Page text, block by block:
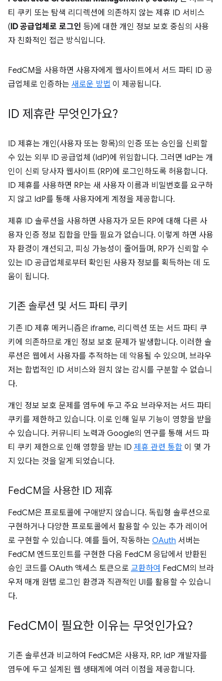
티 쿠키 또는 탐색 리디렉션에 의존하지 않는 제휴 ID 서비스
(ID 공급업체로 로그인 등)에 대한 개인 정보 보호 중심의 사용
자 친화적인 접근 방식입니다.
FedCM을 사용하면 사용자에게 웹사이트에서 서드 파티 ID 공
급업체로 인증하는 새로운 방법 이 제공됩니다.
ID 제휴란 무엇인가요?
ID 제휴는 개인(사용자 또는 항목)의 인증 또는 승인을 신뢰할
수 있는 외부 ID 공급업체 (IdP)에 위임합니다. 그러면 IdP는 개
인이 신뢰 당사자 웹사이트 (RP)에 로그인하도록 허용합니다.
ID 제휴를 사용하면 RP는 새 사용자 이름과 비밀번호를 요구하
지 않고 IdP를 통해 사용자에게 계정을 제공합니다.
제휴 ID 솔루션을 사용하면 사용자가 모든 RP에 대해 다른 사
용자 인증 정보 집합을 만들 필요가 없습니다. 이렇게 하면 사용
자 환경이 개선되고, 피싱 가능성이 줄어들며, RP가 신뢰할 수
있는 ID 공급업체로부터 확인된 사용자 정보를 획득하는 데 도
움이 됩니다.
기존 솔루션 및 서드 파티 쿠키
기존 ID 제휴 메커니즘은 iframe, 리디렉션 또는 서드 파티 쿠
키에 의존하므로 개인 정보 보호 문제가 발생합니다. 이러한 솔
루션은 웹에서 사용자를 추적하는 데 악용될 수 있으며, 브라우
저는 합법적인 ID 서비스와 원치 않는 감시를 구분할 수 없습니
다.
개인 정보 보호 문제를 염두에 두고 주요 브라우저는 서드 파티
쿠키를 제한하고 있습니다. 이로 인해 일부 기능이 영향을 받을
수 있습니다. 커뮤니티 노력과 Google의 연구를 통해 서드 파
티 쿠키 제한으로 인해 영향을 받는 ID 제휴 관련 통합 이 몇 가
지 있다는 것을 알게 되었습니다.
FedCM을 사용한 ID 제휴
FedCM은 프로토콜에 구애받지 않습니다. 독립형 솔루션으로
구현하거나 다양한 프로토콜에서 활용할 수 있는 추가 레이어
로 구현할 수 있습니다. 예를 들어, 작동하는 OAuth 서버는
FedCM 엔드포인트를 구현한 다음 FedCM 응답에서 반환된
승인 코드를 OAuth 액세스 토큰으로 교환하여 FedCM의 브라
우저 매개 원탭 로그인 환경과 직관적인 UI를 활용할 수 있습니
다.
FedCM이 필요한 이유는 무엇인가요?
기존 솔루션과 비교하여 FedCM은 사용자, RP, IdP 개발자를
염두에 두고 설계된 웹 생태계에 여러 이점을 제공합니다.